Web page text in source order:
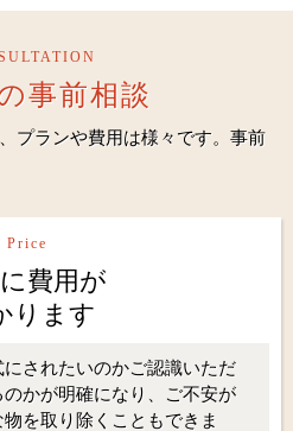
事前相談
プランや費用は様々です。事前
Price
費用が
ります
されたいのかご認識いただ
かが明確になり、ご不安が
を取り除くこともできま